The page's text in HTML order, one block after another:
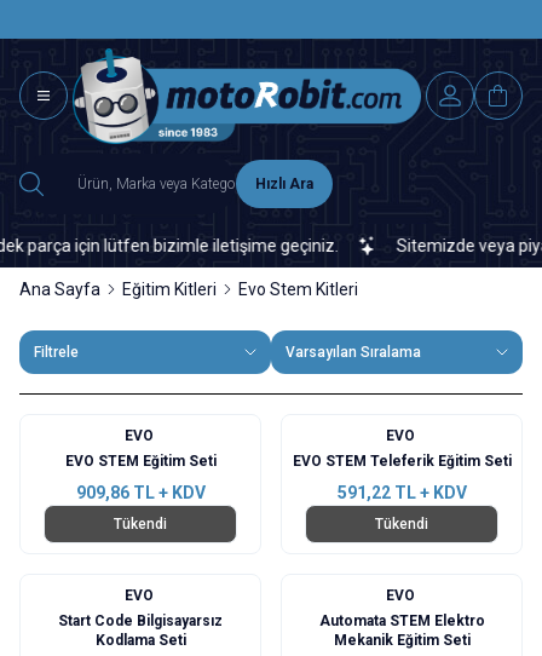
Hızlı Ara
için lütfen bizimle iletişime geçiniz. Sitemizde veya
Ana Sayfa Eğitim Kitleri Evo Stem Kitleri
Filtrele Varsayılan Sıralama
EVO
EVO STEM Eğitim Seti
909,86TL + KDV
Tükendi
EVO
EVO STEM Teleferik Eğitim Seti
591,22TL + KDV
Tükendi
EVO
Start Code Bilgisayarsız
Kodlama Seti
EVO
Automata STEM Elektro
Mekanik Eğitim Seti